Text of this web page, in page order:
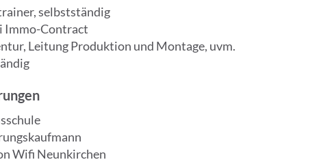
selbstständig
Immo-Contract
Leitung Produktion und Montage, uvm.
Wifi Neunkirchen